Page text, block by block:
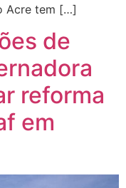
Acre tem […]
de
reforma
em